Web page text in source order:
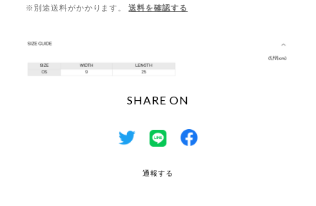
※別途送料がかかります。 送料を確認する
SHARE ON
通報する